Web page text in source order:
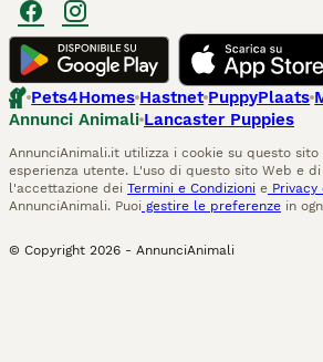
Pets4Homes Hastnet PuppyPlaats
Annunci Animali Lancaster Puppies
AnnunciAnimali.it utilizza i cookie su questo
esperienza utente. L'uso di questo sito Web e
l'accettazione dei Termini e Condizioni e Privacy
AnnunciAnimali. Puoi gestire le preferenze in
© Copyright 2026 - AnnunciAnimali